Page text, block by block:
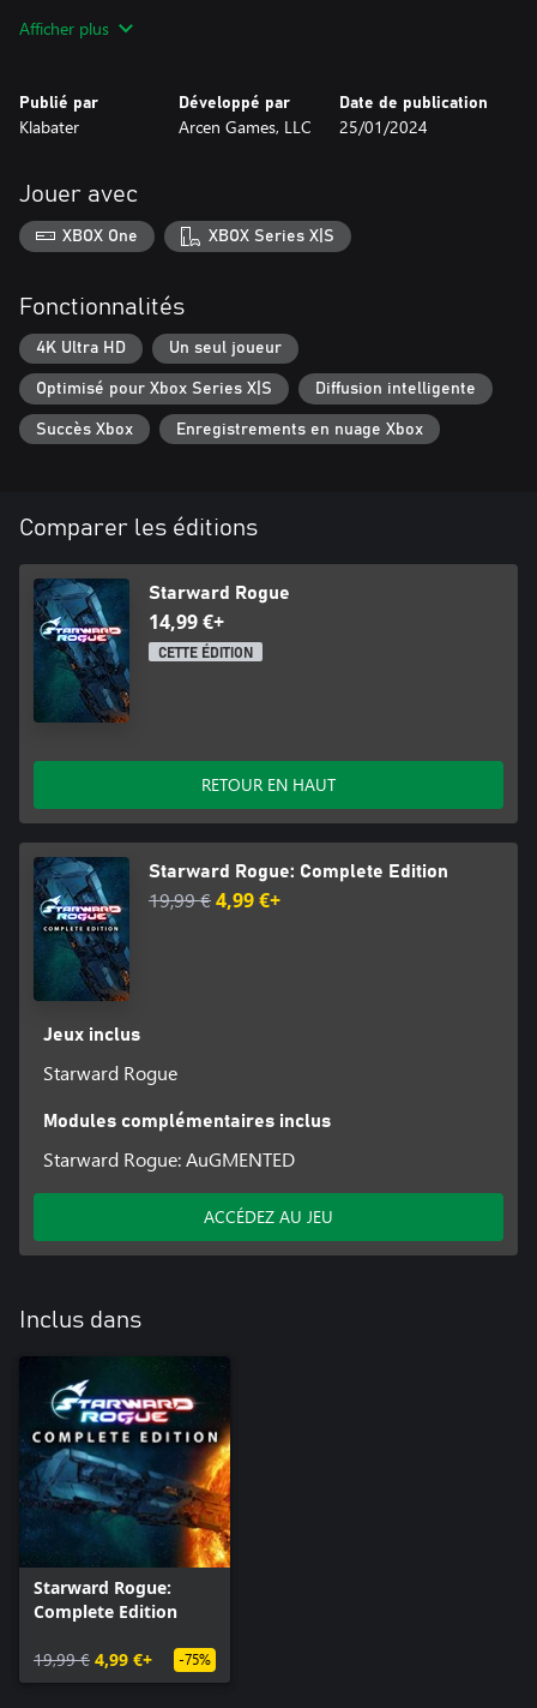
à usage unique et des améliorations passives.
- Plus de 500 salles à explorer, y compris les salles de survie
spéciales condamnées.
qui permet de diversifier la construction.
- Achetez des améliorations dans de nombreuses boutiques.
- Des secrets ! Parmi eux, des "incroyables" qui changent
radicalement la façon dont le jeu se déroule.
Afficher plus
Publié par
Klabater
Développé par
Arcen Games, LLC
Date de publication
25/01/2024
Jouer avec
XBOX One XBOX Series X|S
Fonctionnalités
4K Ultra HD Un seul joueur
Optimisé pour Xbox Series X|S Diffusion intelligente
Succès Xbox Enregistrements en nuage Xbox
Comparer les éditions
Starward Rogue
14,99 €+
CETTE ÉDITION
RETOUR EN HAUT
Starward Rogue: Complete Edition
19,99 €4,99 €+
Jeux inclus
Starward Rogue
Modules complémentaires inclus
Starward Rogue: AuGMENTED
ACCÉDEZ AU JEU
Inclus dans
Starward Rogue:
Complete Edition
19,99 € 4,99 €+ -75%